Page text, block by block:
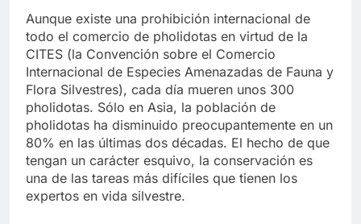
Aunque existe una prohibición internacional de
todo el comercio de pholidotas en virtud de la
CITES (la Convención sobre el Comercio
Internacional de Especies Amenazadas de Fauna y
Flora Silvestres), cada día mueren unos 300
pholidotas. Sólo en Asia, la población de
pholidotas ha disminuido preocupantemente en un
80% en las últimas dos décadas. El hecho de que
tengan un carácter esquivo, la conservación es
una de las tareas más difíciles que tienen los
expertos en vida silvestre.